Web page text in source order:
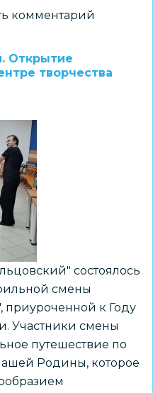
комментарий
Открытие
творчества
состоялось
смены
приуроченной к Году
Участники смены
путешествие по
Родины, которое